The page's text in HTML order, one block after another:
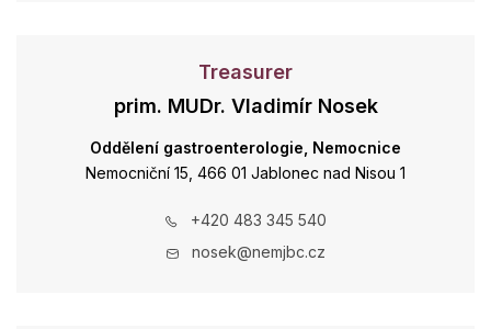
Treasurer
prim. MUDr. Vladimír Nosek
Oddělení gastroenterologie, Nemocnice
Nemocniční 15, 466 01 Jablonec nad Nisou 1
+420 483 345 540
nosek@nemjbc.cz